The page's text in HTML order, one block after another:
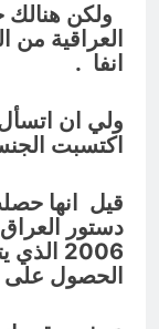
ولكن
العراقية من
انفا .
ولي ان
اكتسبت
قيل انها
2006
الحصول على